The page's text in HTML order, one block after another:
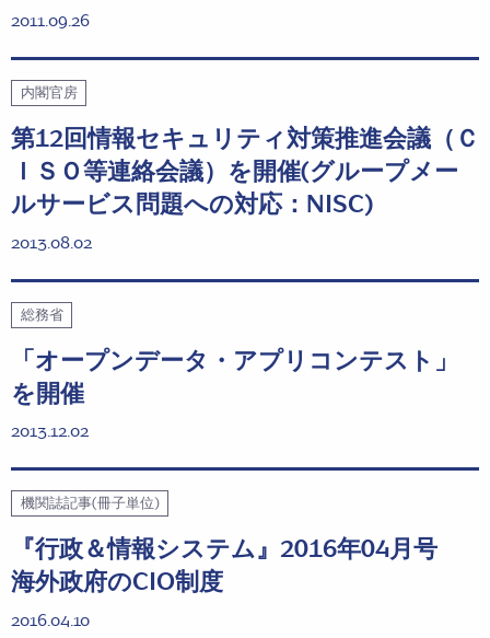
2011.09.26
内閣官房
第12回情報セキュリティ対策推進会議（Ｃ
ＩＳＯ等連絡会議）を開催(グループメー
ルサービス問題への対応：NISC)
2013.08.02
総務省
「オープンデータ・アプリコンテスト」
を開催
2013.12.02
機関誌記事(冊子単位)
『行政＆情報システム』2016年04月号
海外政府のCIO制度
2016.04.10